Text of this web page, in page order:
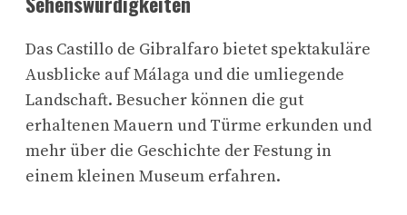
Das Castillo de Gibralfaro bietet spektakuläre
Ausblicke auf Málaga und die umliegende
Landschaft. Besucher können die gut
erhaltenen Mauern und Türme erkunden und
mehr über die Geschichte der Festung in
einem kleinen Museum erfahren.